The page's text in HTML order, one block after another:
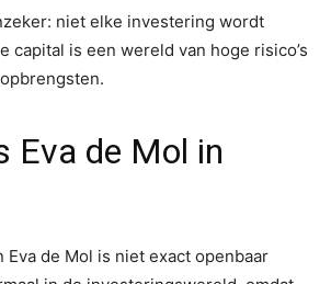
niet elke investering wordt
capital is een wereld van hoge risico’s
Eva de Mol in
Eva de Mol is niet exact openbaar